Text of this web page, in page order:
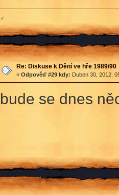
♂
Re: Diskuse k Dění ve hře 1989/90
« Odpověď #29 kdy: Duben 30, 2012,
bude se dnes